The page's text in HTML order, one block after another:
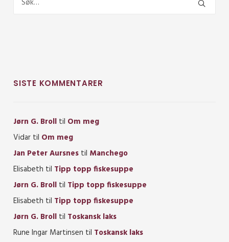
SISTE KOMMENTARER
Jørn G. Broll til Om meg
Vidar til Om meg
Jan Peter Aursnes til Manchego
Elisabeth til Tipp topp fiskesuppe
Jørn G. Broll til Tipp topp fiskesuppe
Elisabeth til Tipp topp fiskesuppe
Jørn G. Broll til Toskansk laks
Rune Ingar Martinsen til Toskansk laks